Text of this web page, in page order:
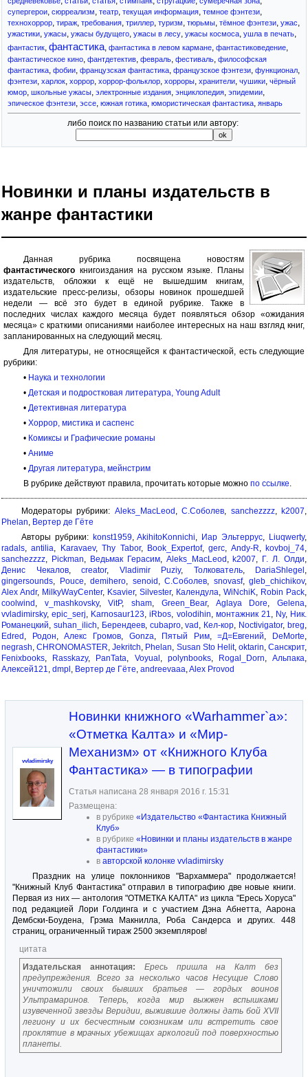
супергерои, сюрреализм, театр, текущая информация, темное фэнтези,
технохоррор, тираж, требования, триллер, туризм, тюрьмы, тёмное фэнтези, ужас,
ужастики, ужасы, ужасы будущего, ужасы в лесу, ужасы космоса, ушла в печать,
фантастик, фантастика, фантастика в левом кармане, фантастиковедение,
фантастическое кино, фантдетектив, февраль, фестиваль, философская
фантастика, фобии, французская фантастика, французское фэнтези, функционал,
фэнтези, харлок, хоррор, хоррор-фольклор, хорроры, хранители, чушики, чёрный
юмор, школьные ужасы, электронные издания, энциклопедия, эпидемии,
эпическое фэнтези, эссе, южная готика, юмористическая фантастика, январь
либо поиск по названию статьи или автору:
Новинки и планы издательств в
жанре фантастики
Данная рубрика посвящена новостям
фантастического книгоиздания на русском языке. Планы
издательств, обложки к ещё не вышедшим книгам,
издательские пресс-релизы, обзоры новинок прошедшей
недели — всё это будет в единой рубрике. Также в
последних числах каждого месяца будет появляться обзор «ожидания
месяца» с краткими описаниями наиболее интересных на наш взгляд книг,
запланированных на следующий месяц.
Для литературы, не относящейся к фантастической, есть следующие
рубрики:
• Наука и технологии
• Детская и подростковая литература, Young Adult
• Детективная литература
• Хоррор, мистика и саспенс
• Комиксы и Графические романы
• Аниме
• Другая литература, мейнстрим
В рубрике действуют правила, прочитать которые можно по ссылке.
Модераторы рубрики: Aleks_MacLeod ,С.Соболев, sanchezzzz, k2007,
Phelan, Вертер де Гёте
Авторы рубрики: konst1959,AkihitoKonnichi, Иар Эльтеррус, Liuqwerty,
radals,antilia, Karavaev,Thy Tabor, Book_Expertof,gerc, Andy-R, kovboj_74,
sanchezzzz, Pickman, Ведьмак Герасим, Aleks_MacLeod , k2007, Г. Л. Олди,
Денис Чекалов, creator, Vladimir Puziy, Толкователь, DariaShlegel ,
gingersounds, Pouce, demihero, senoid , С.Соболев, snovasf, gleb_chichikov,
Alex Andr, MilkyWayCenter, Ksavier, Silvester, Календула, WiNchiK, Robin Pack,
coolwind , v_mashkovsky,VitP,sham, Green_Bear, Aglaya Dore,Gelena,
vvladimirsky,epic_serj, Karnosaur123,iRbos, volodihin, монтажник 21, Ny, Ник.
Романецкий, suhan_ilich, Берендеев, cubapro,vad , Кел-кор, Noctivigator, breg,
Edred , Родон,Алекс Громов, Gonza, Пятый Рим,=Д=Евгений, DeMorte,
negrash,CHRONOMASTER,Jekritch, Phelan, Susan Sto Helit, oktarin, Санскрит,
Fenixbooks, Rasskazy, PanTata, Voyual , polynbooks, Rogal_Dorn,Альпака,
Алексей121, dmpl , Вертер де Гёте, andreevaaa,Alex Provod
vvladimirsky
Новинки книжного «Warhammer`а»:
«Отметка Калта» и «Мир-
Механизм» от «Книжного Клуба
Фантастика» — в типографии
Статья написана 28 января 2016 г. 15:31
Размещена:
в рубрике «Издательство «Фантастика Книжный
Клуб»
в рубрике «Новинки и планы издательств в жанре
фантастики»
в авторской колонке vvladimirsky
Праздник на улице поклонников "Вархаммера" продолжается!
"Книжный Клуб Фантастика" отправил в типографию две новые книги.
Первая из них — антология "ОТМЕТКА КАЛТА" из цикла "Ересь Хоруса"
под редакцией Лори Голдинга и с участием Дэна Абнетта, Аарона
Дембски-Боудена, Грэма Макнилла, Роба Сандерса и других. 448
страниц, ограниченный тираж 2500 экземпляров!
цитата
Издательская аннотация: Ересь пришла на Калт без
предупреждения. Всего за несколько часов Несущие Слово
уничтожили своих бывших братьев — гордых воинов
Ультрамаринов. Теперь, когда мир выжжен вспышками
изувеченной звезды Веридии, выжившие должны дать бой XVII
легиону и их бесчестным союзникам или встретить свое
проклятие в мрачных убежищах аркологий под поверхностью
планеты.